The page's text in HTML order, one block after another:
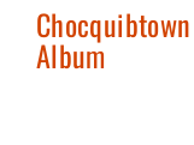
Album